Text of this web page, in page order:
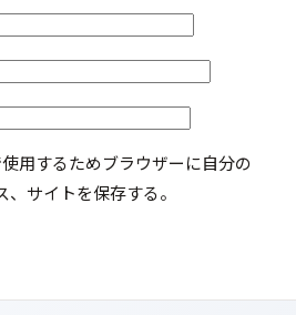
用するためブラウザーに自分の
サイトを保存する。